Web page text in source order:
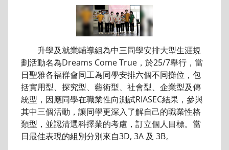
升學及就業輔導組為中三同學安排大型生涯規
劃活動名為Dreams Come True，於25/7舉行，當
日聖雅各福群會同工為同學安排六個不同攤位，包
括實用型、探究型、藝術型、社會型、企業型及傳
統型，因應同學在職業性向測試RIASEC結果，參與
其中三個活動，讓同學更深入了解自己的職業性格
類型，並認清選科擇業的考慮，訂立個人目標。當
日最佳表現的組別分別來自3D, 3A 及 3B。